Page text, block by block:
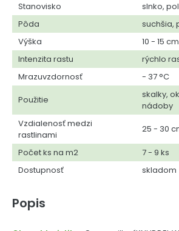
Stanovisko
slnko,
Pôda
suchšia,
Výška
10 - 15 cm
Intenzita rastu
rýchlo
Mrazuvzdornosť
- 37 °C
Použitie
skalky,
nádoby
Vzdialenosť medzi
rastlinami
25 - 30
Počet ks na m2
7 - 9 ks
Dostupnosť
skladom
Popis